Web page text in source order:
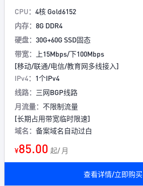
CPU： 4核 Gold6152
内存： 8G DDR4
硬盘： 30G+60G SSD固态
带宽：
上15Mbps/下100Mbps
[移动/联通/电信/教育网多线接入]
IPv4： 1个IPv4
线路： 三网BGP线路
月流量： 不限制流量
[长期占用带宽临时限速]
域名： 备案域名自动过白
¥85.00 起/ 月
查看详情/立即购买